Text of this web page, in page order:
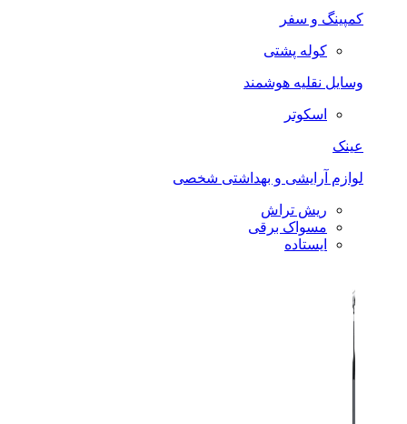
کمپینگ و سفر
کوله پشتی
وسایل نقلیه هوشمند
اسکوتر
عینک
لوازم آرایشی و بهداشتی شخصی
ریش تراش
مسواک برقی
ایستاده